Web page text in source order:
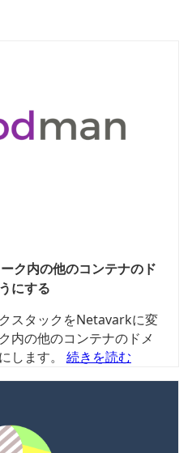
ク内の他のコンテナのド
にする
スタックをNetavarkに変
内の他のコンテナのドメ
します。 続きを読む